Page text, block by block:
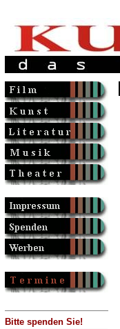
Bitte spenden Sie!